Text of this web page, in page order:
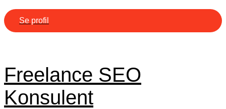
Se profil
Freelance SEO
Konsulent